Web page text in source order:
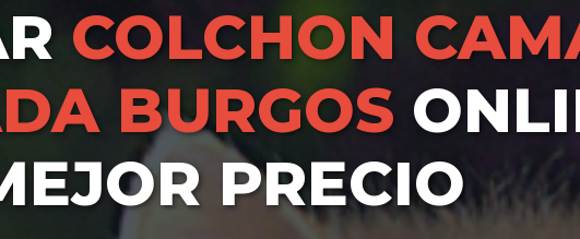
COLCHON
BURGOS
PRECIO